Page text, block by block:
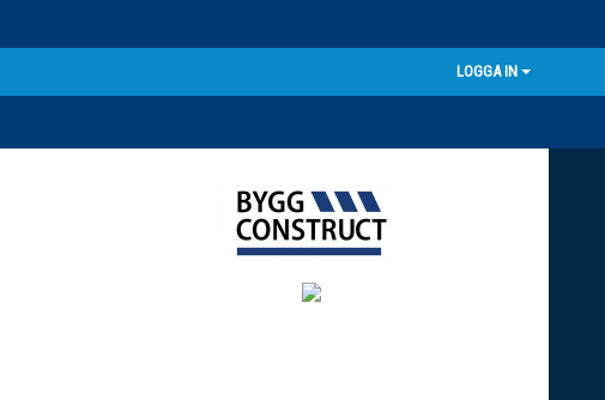
LOGGA IN